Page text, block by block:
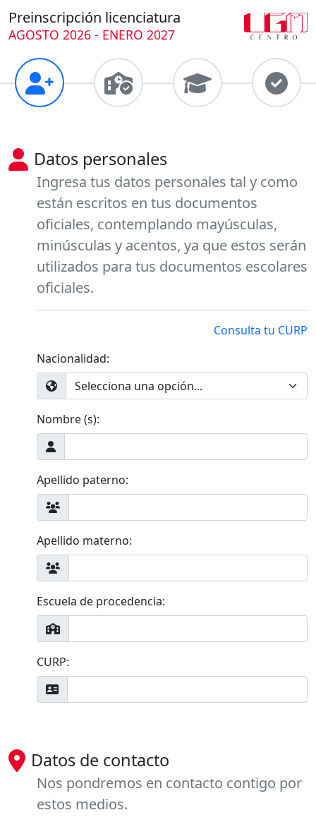
Preinscripción licenciatura
AGOSTO 2026 - ENERO 2027
Datos personales
Ingresa tus datos personales tal y como
están escritos en tus documentos
oficiales, contemplando mayúsculas,
minúsculas y acentos, ya que estos serán
utilizados para tus documentos escolares
oficiales.
Consulta tu CURP
Nacionalidad:
Nombre (s):
Apellido paterno:
Apellido materno:
Escuela de procedencia:
CURP:
Datos de contacto
Nos pondremos en contacto contigo por
estos medios.